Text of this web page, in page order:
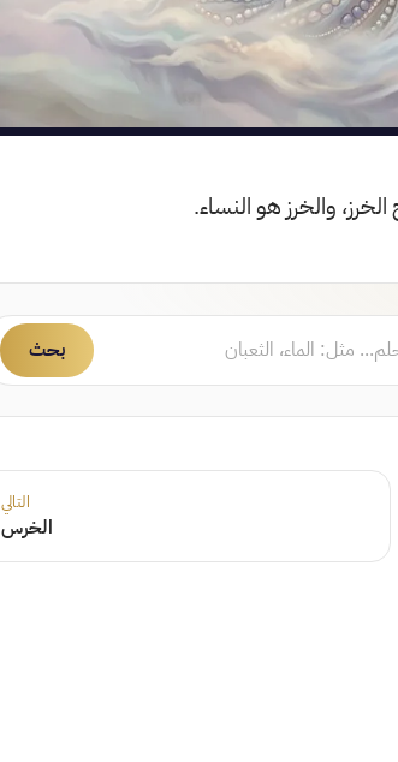
والخرز هو النساء.
بحث
التالي
الخرس